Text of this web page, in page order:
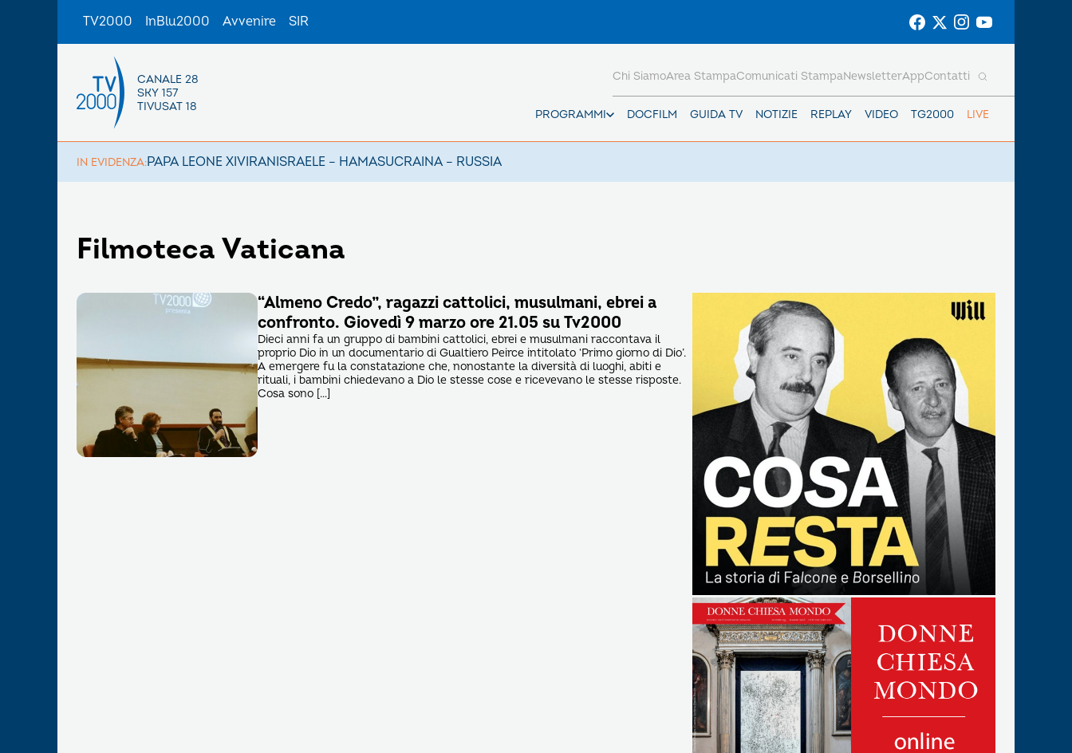
TV2000 InBlu2000 Avvenire SIR
CANALE 28
SKY 157
TIVUSAT 18
PROGRAMMI DOCFILM GUIDA TV NOTIZIE REPLAY VIDEO TG2000 LIVE
Chi SiamoArea StampaComunicati StampaNewsletterAppContatti
IN EVIDENZA:PAPA LEONE XIVIRANISRAELE – HAMASUCRAINA – RUSSIA
Filmoteca Vaticana
“Almeno Credo”, ragazzi cattolici, musulmani, ebrei a
confronto. Giovedì 9 marzo ore 21.05 su Tv2000
Dieci anni fa un gruppo di bambini cattolici, ebrei e musulmani raccontava il
proprio Dio in un documentario di Gualtiero Peirce intitolato ‘Primo giorno di Dio’.
A emergere fu la constatazione che, nonostante la diversità di luoghi, abiti e
rituali, i bambini chiedevano a Dio le stesse cose e ricevevano le stesse risposte.
Cosa sono […]